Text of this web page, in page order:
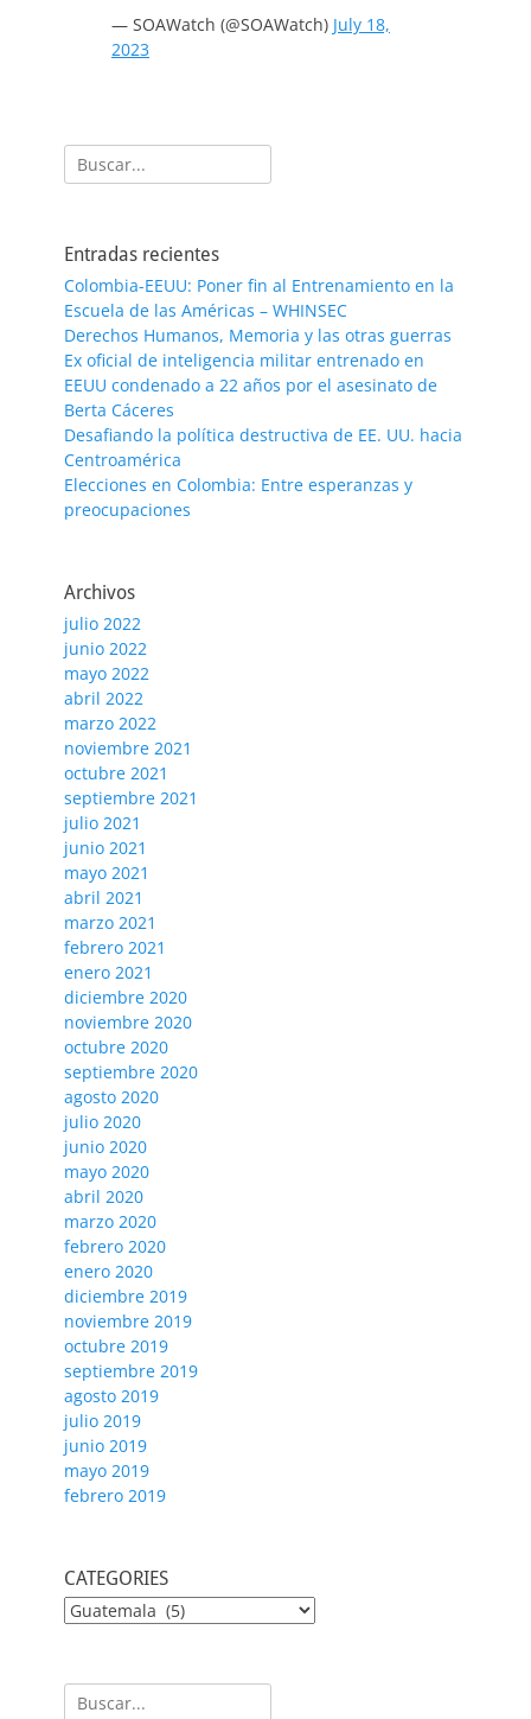
— SOAWatch (@SOAWatch) July 18,
2023
Buscar:
Entradas recientes
Colombia-EEUU: Poner fin al Entrenamiento en la
Escuela de las Américas – WHINSEC
Derechos Humanos, Memoria y las otras guerras
Ex oficial de inteligencia militar entrenado en
EEUU condenado a 22 años por el asesinato de
Berta Cáceres
Desafiando la política destructiva de EE. UU. hacia
Centroamérica
Elecciones en Colombia: Entre esperanzas y
preocupaciones
Archivos
julio 2022
junio 2022
mayo 2022
abril 2022
marzo 2022
noviembre 2021
octubre 2021
septiembre 2021
julio 2021
junio 2021
mayo 2021
abril 2021
marzo 2021
febrero 2021
enero 2021
diciembre 2020
noviembre 2020
octubre 2020
septiembre 2020
agosto 2020
julio 2020
junio 2020
mayo 2020
abril 2020
marzo 2020
febrero 2020
enero 2020
diciembre 2019
noviembre 2019
octubre 2019
septiembre 2019
agosto 2019
julio 2019
junio 2019
mayo 2019
febrero 2019
CATEGORIES
CATEGORIES
Buscar: